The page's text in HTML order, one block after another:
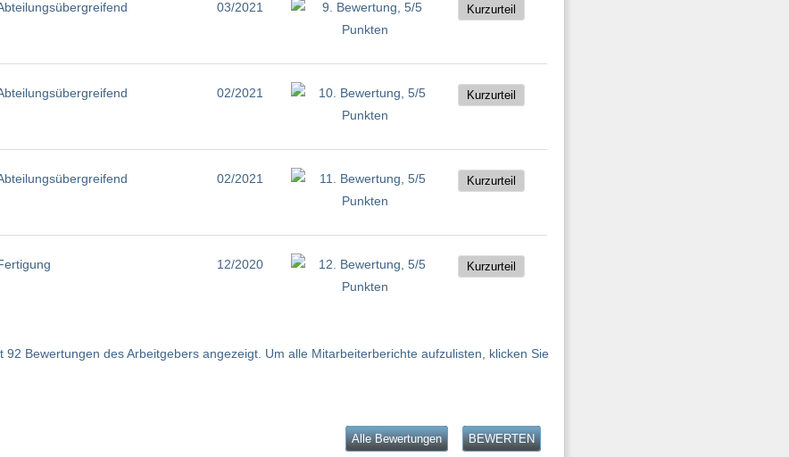
03/2021 Kurzurteil
02/2021 Kurzurteil
02/2021 Kurzurteil
12/2020 Kurzurteil
Bewertungen des Arbeitgebers angezeigt. Um alle Mitarbeiterberichte aufzulisten, klicken Sie
Alle Bewertungen BEWERTEN